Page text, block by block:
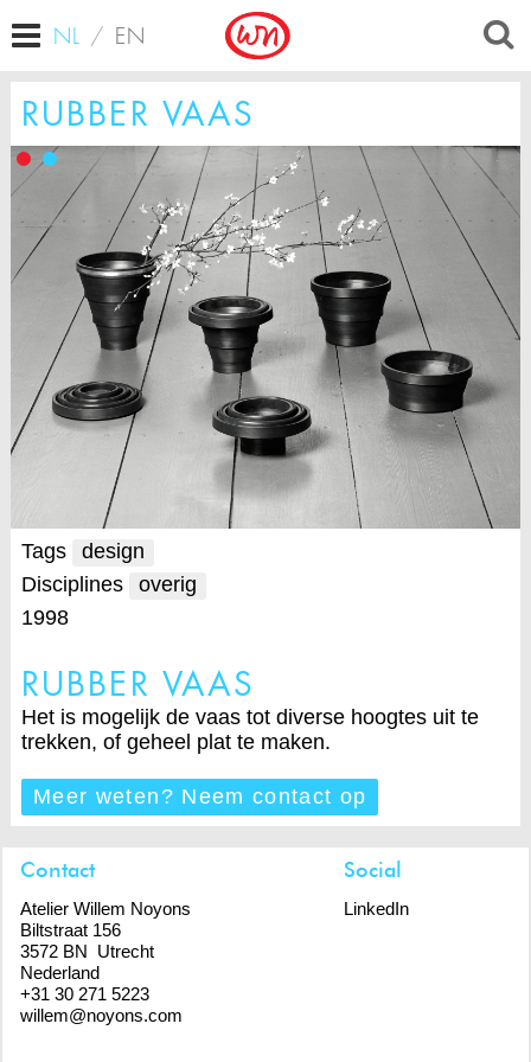
NL / EN
RUBBER VAAS
Tags
design
Disciplines
overig
1998
RUBBER VAAS
Het is mogelijk de vaas tot diverse hoogtes uit te
trekken, of geheel plat te maken.
Meer weten? Neem contact op
Contact
Atelier Willem Noyons
Biltstraat 156
3572 BN Utrecht
Nederland
+31 30 271 5223
willem@noyons.com
Social
LinkedIn